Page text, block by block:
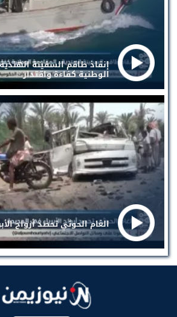
إنقاذ طاقم السفينة
الوطنية كفاءة واقتدار
الغام الحوثي تحصد أرواح